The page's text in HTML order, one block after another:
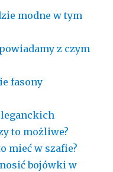
modne w tym
z czym
fasony
to możliwe?
mieć w szafie?
bojówki w